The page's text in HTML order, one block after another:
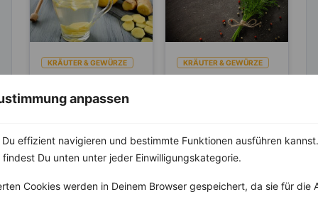
anpassen
effizient navigieren und bestimmte Funktionen ausführen
Du unten unter jeder Einwilligungskategorie.
Cookies werden in Deinem Browser gespeichert, da sie für die
KRÄUTER & GEWÜRZE
und ideal für jede
Ingwergewächse.
Schon seit langer Zeit
kultiviert....
KRÄUTER & GEWÜRZE
beliebt und ihm wurde
sogar eine magische...